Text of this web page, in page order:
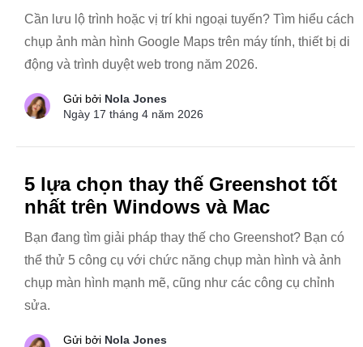
Cần lưu lộ trình hoặc vị trí khi ngoại tuyến? Tìm hiểu cách
chụp ảnh màn hình Google Maps trên máy tính, thiết bị di
động và trình duyệt web trong năm 2026.
Gửi bởi Nola Jones
Ngày 17 tháng 4 năm 2026
5 lựa chọn thay thế Greenshot tốt
nhất trên Windows và Mac
Bạn đang tìm giải pháp thay thế cho Greenshot? Bạn có
thể thử 5 công cụ với chức năng chụp màn hình và ảnh
chụp màn hình mạnh mẽ, cũng như các công cụ chỉnh
sửa.
Gửi bởi Nola Jones